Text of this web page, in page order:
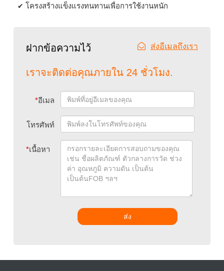
✔ โครงสร้างแข็งแรงทนทานเพื่อการใช้งานหนัก
ฝากข้อความไว้ ส่งอีเมลถึงเรา
เราจะติดต่อคุณภายใน 24 ชั่วโมง.
*อีเมล
โทรศัพท์
*เนื้อหา
ส่ง